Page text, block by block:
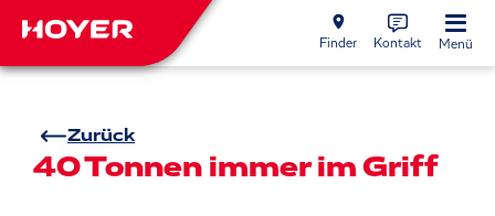
Finder Kontakt Menü
Zurück
40 Tonnen immer im Griff